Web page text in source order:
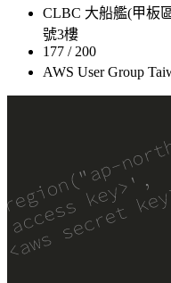
CLBC 大船艦(甲板
號3樓
177 / 200
AWS User Group